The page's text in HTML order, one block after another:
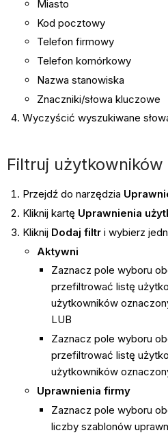
Miasto
Kod pocztowy
Telefon firmowy
Telefon komórkowy
Nazwa stanowiska
Znaczniki/słowa kluczowe
Wyczyścić wyszukiwane
Filtruj użytkowników
Przejdź do narzędzia
Kliknij kartę Uprawnienia
Kliknij Dodaj filtri wybierz
Aktywni
Zaznacz pole wyboru
przefiltrować listę
użytkowników
LUB
Zaznacz pole wyboru
przefiltrować listę
użytkowników
Uprawnienia firmy
Zaznacz pole wyboru
liczby szablonów